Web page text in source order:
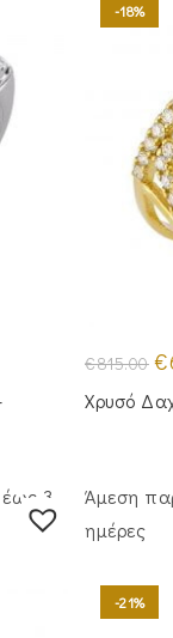
-18%
€815.00 €
Χρυσό
3
Άμεση
ημέρες
-21%